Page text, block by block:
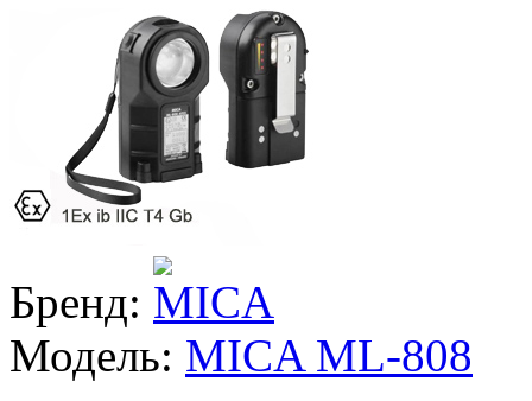
Бренд:
Модель: MICA ML-808